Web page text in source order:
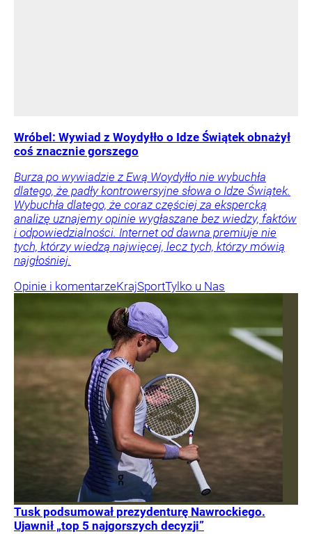
Wróbel: Wywiad z Woydyłło o Idze Świątek obnażył
coś znacznie gorszego
Burza po wywiadzie z Ewą Woydyłło nie wybuchła
dlatego, że padły kontrowersyjne słowa o Idze Świątek.
Wybuchła dlatego, że coraz częściej za ekspercką
analizę uznajemy opinie wygłaszane bez wiedzy, faktów
i odpowiedzialności. Internet od dawna premiuje nie
tych, którzy wiedzą najwięcej, lecz tych, którzy mówią
najgłośniej.
Opinie i komentarzeKrajSportTylko u Nas
Tusk podsumował prezydenturę Nawrockiego.
Ujawnił „top 5 najgorszych decyzji”